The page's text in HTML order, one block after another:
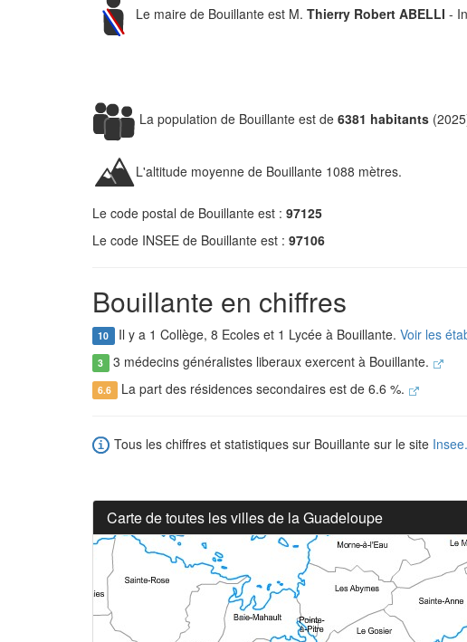
Le maire de Bouillante est M. Thierry Robert ABELLI -
La population de Bouillante est de 6381 habitants
L'altitude moyenne de Bouillante 1088 mètres.
Le code postal de Bouillante est : 97125
Le code INSEE de Bouillante est : 97106
Bouillante en chiffres
10 Il y a 1 Collège, 8 Ecoles et 1 Lycée à Bouillante. Voir les
3 3 médecins généralistes liberaux exercent à Bouillante.
6.6 La part des résidences secondaires est de 6.6 %.
Tous les chiffres et statistiques sur Bouillante sur le site
Carte de toutes les villes de la Guadeloupe